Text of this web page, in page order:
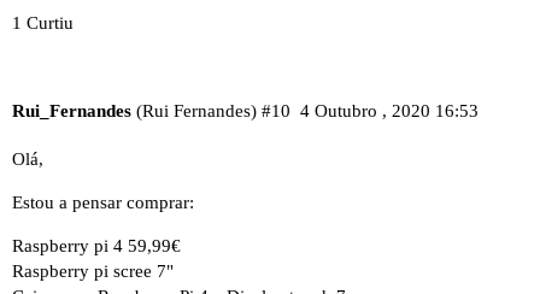
1 Curtiu
Rui_Fernandes (Rui Fernandes) 4 Outubro , 2020 16:53
#10
Olá,
Estou a pensar comprar:
Raspberry pi 4 59,99€
Raspberry pi scree 7"